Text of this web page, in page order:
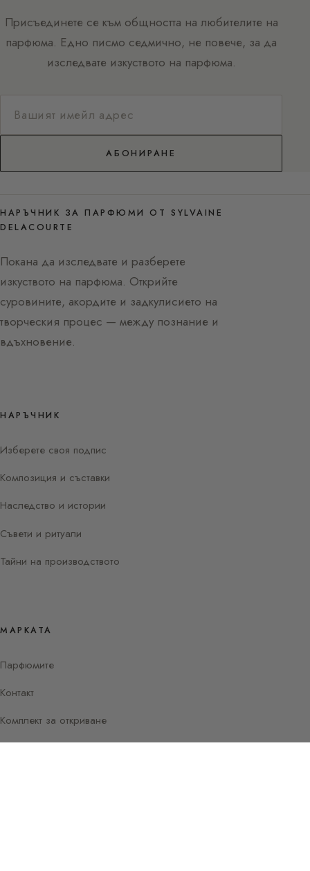
Присъединете се към общността на любителите на
парфюма. Едно писмо седмично, не повече, за да
изследвате изкуството на парфюма.
АБОНИРАНЕ
НАРЪЧНИК ЗА ПАРФЮМИ ОТ SYLVAINE
DELACOURTE
Покана да изследвате и разберете
изкуството на парфюма. Открийте
суровините, акордите и задкулисието на
творческия процес — между познание и
вдъхновение.
НАРЪЧНИК
Изберете своя подпис
Композиция и съставки
Наследство и истории
Съвети и ритуали
Тайни на производството
МАРКАТА
Парфюмите
Контакт
Комплект за откриване